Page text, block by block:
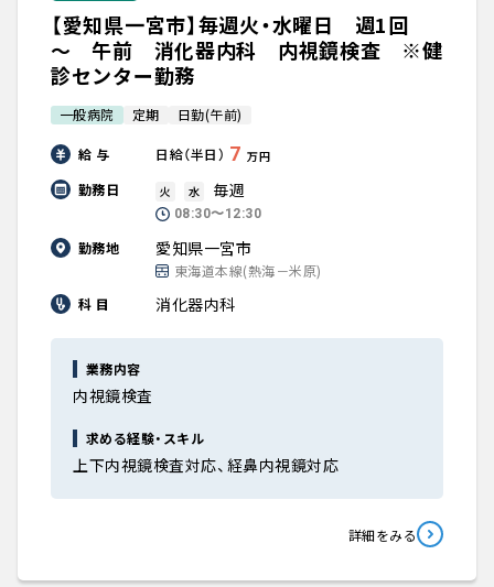
【愛知県一宮市】毎週火・水曜日 週1回
～ 午前 消化器内科 内視鏡検査 ※健
診センター勤務
一般病院 定期 日勤(午前)
給 与 日給（半日） 7 万円
勤務日 火 水 毎週
08:30〜12:30
勤務地 愛知県一宮市
東海道本線(熱海－米原)
科 目
消化器内科
業務内容
内視鏡検査
求める経験・スキル
上下内視鏡検査対応、経鼻内視鏡対応
詳細をみる